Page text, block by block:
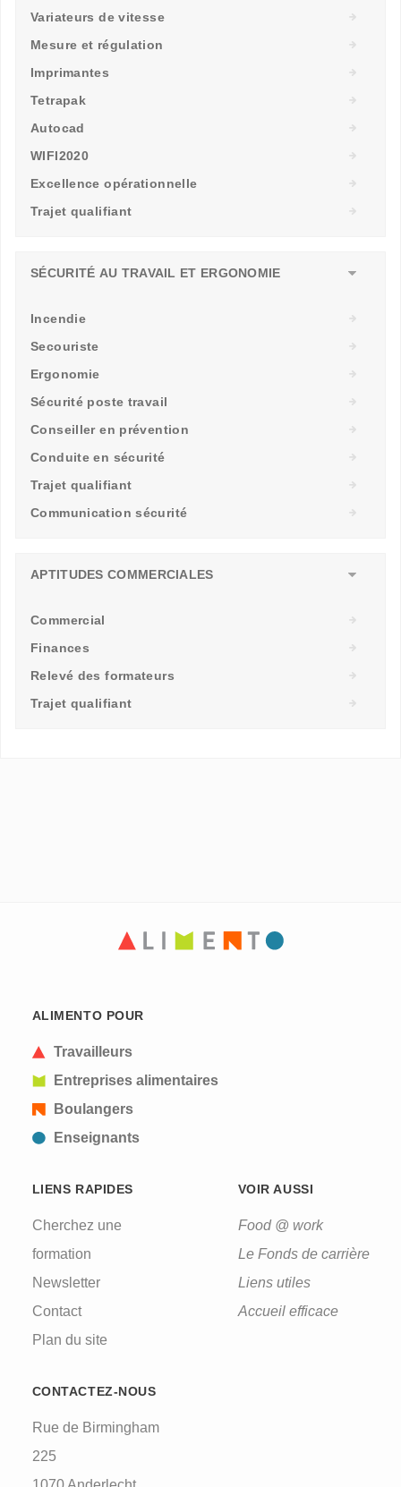
Variateurs de vitesse
Mesure et régulation
Imprimantes
Tetrapak
Autocad
WIFI2020
Excellence opérationnelle
Trajet qualifiant
SÉCURITÉ AU TRAVAIL ET ERGONOMIE
Incendie
Secouriste
Ergonomie
Sécurité poste travail
Conseiller en prévention
Conduite en sécurité
Trajet qualifiant
Communication sécurité
APTITUDES COMMERCIALES
Commercial
Finances
Relevé des formateurs
Trajet qualifiant
ALIMENTO POUR
Travailleurs
Entreprises alimentaires
Boulangers
Enseignants
LIENS RAPIDES
Cherchez une
formation
Newsletter
Contact
Plan du site
VOIR AUSSI
Food @ work
Le Fonds de carrière
Liens utiles
Accueil efficace
CONTACTEZ-NOUS
Rue de Birmingham
225